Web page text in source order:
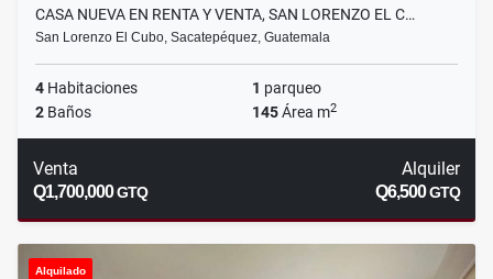
CASA NUEVA EN RENTA Y VENTA, SAN LORENZO EL C…
San Lorenzo El Cubo, Sacatepéquez, Guatemala
4 Habitaciones 1 parqueo
2 Baños 145Área m2
Venta
Q1,700,000GTQ
Alquiler
Q6,500GTQ
Alquilado